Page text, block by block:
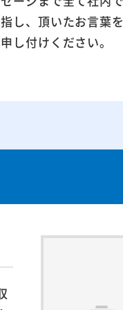
し、頂いたお言葉
し付けください。